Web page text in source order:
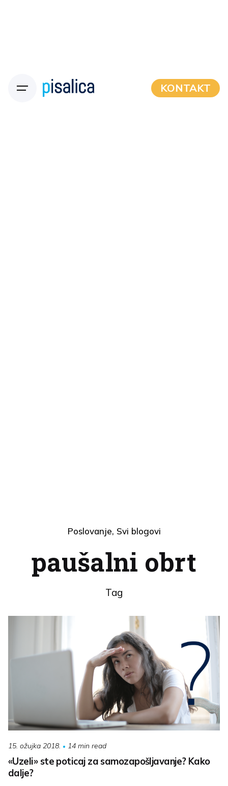
KONTAKT
Poslovanje Svi blogovi
paušalni obrt
Tag
15. ožujka 2018. 14 min read
«Uzeli» ste poticaj za samozapošljavanje? Kako
dalje?